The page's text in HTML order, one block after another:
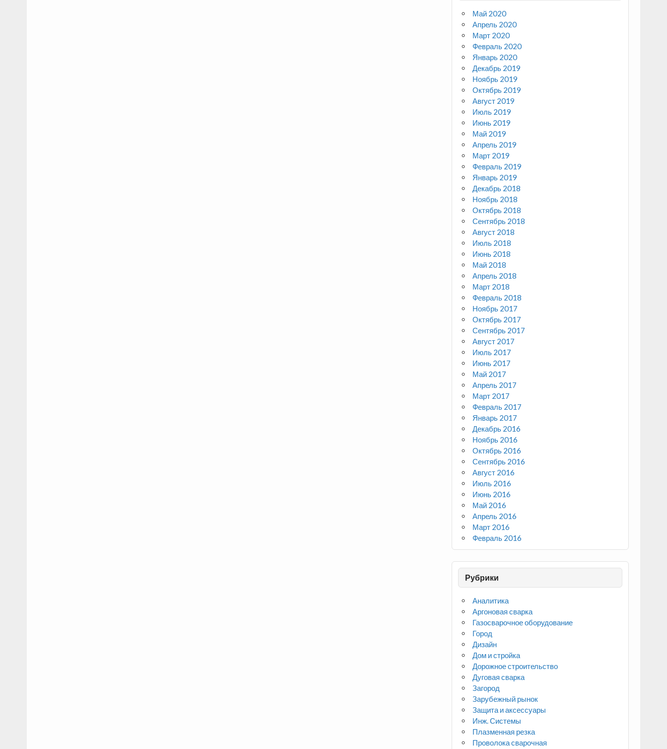
Май 2020
Апрель 2020
Март 2020
Февраль 2020
Январь 2020
Декабрь 2019
Ноябрь 2019
Октябрь 2019
Август 2019
Июль 2019
Июнь 2019
Май 2019
Апрель 2019
Март 2019
Февраль 2019
Январь 2019
Декабрь 2018
Ноябрь 2018
Октябрь 2018
Сентябрь 2018
Август 2018
Июль 2018
Июнь 2018
Май 2018
Апрель 2018
Март 2018
Февраль 2018
Ноябрь 2017
Октябрь 2017
Сентябрь 2017
Август 2017
Июль 2017
Июнь 2017
Май 2017
Апрель 2017
Март 2017
Февраль 2017
Январь 2017
Декабрь 2016
Ноябрь 2016
Октябрь 2016
Сентябрь 2016
Август 2016
Июль 2016
Июнь 2016
Май 2016
Апрель 2016
Март 2016
Февраль 2016
Рубрики
Аналитика
Аргоновая сварка
Газосварочное оборудование
Город
Дизайн
Дом и стройка
Дорожное строительство
Дуговая сварка
Загород
Зарубежный рынок
Защита и аксессуары
Инж. Системы
Плазменная резка
Проволока сварочная